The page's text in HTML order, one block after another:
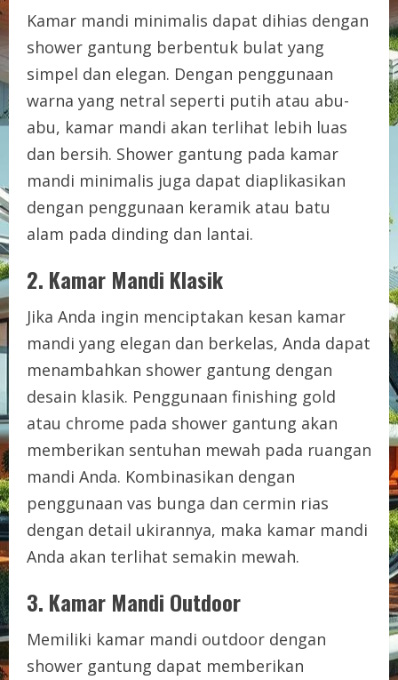
Kamar mandi minimalis dapat dihias dengan
shower gantung berbentuk bulat yang
simpel dan elegan. Dengan penggunaan
warna yang netral seperti putih atau abu-
abu, kamar mandi akan terlihat lebih luas
dan bersih. Shower gantung pada kamar
mandi minimalis juga dapat diaplikasikan
dengan penggunaan keramik atau batu
alam pada dinding dan lantai.
2. Kamar Mandi Klasik
Jika Anda ingin menciptakan kesan kamar
mandi yang elegan dan berkelas, Anda dapat
menambahkan shower gantung dengan
desain klasik. Penggunaan finishing gold
atau chrome pada shower gantung akan
memberikan sentuhan mewah pada ruangan
mandi Anda. Kombinasikan dengan
penggunaan vas bunga dan cermin rias
dengan detail ukirannya, maka kamar mandi
Anda akan terlihat semakin mewah.
3. Kamar Mandi Outdoor
Memiliki kamar mandi outdoor dengan
shower gantung dapat memberikan